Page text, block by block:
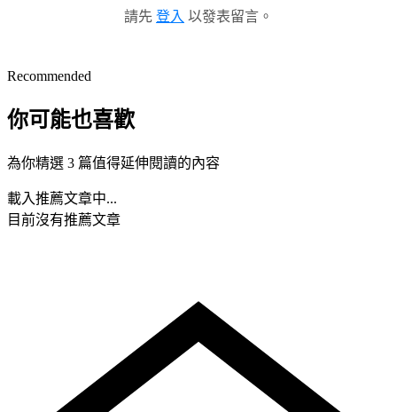
請先 登入 以發表留言。
Recommended
你可能也喜歡
為你精選 3 篇值得延伸閱讀的內容
載入推薦文章中...
目前沒有推薦文章